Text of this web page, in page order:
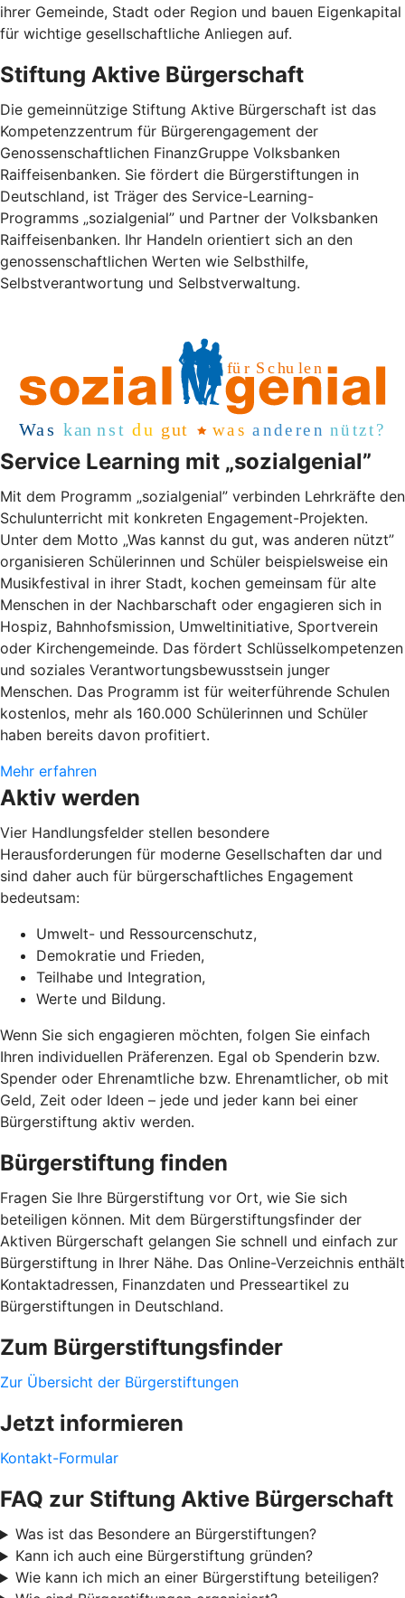
ihrer Gemeinde, Stadt oder Region und bauen Eigenkapital
für wichtige gesellschaftliche Anliegen auf.
Stiftung Aktive Bürgerschaft
Die gemeinnützige Stiftung Aktive Bürgerschaft ist das
Kompetenzzentrum für Bürgerengagement der
Genossenschaftlichen FinanzGruppe Volksbanken
Raiffeisenbanken. Sie fördert die Bürgerstiftungen in
Deutschland, ist Träger des Service-Learning-
Programms „sozialgenial” und Partner der Volksbanken
Raiffeisenbanken. Ihr Handeln orientiert sich an den
genossenschaftlichen Werten wie Selbsthilfe,
Selbstverantwortung und Selbstverwaltung.
Service Learning mit „sozialgenial”
Mit dem Programm „sozialgenial” verbinden Lehrkräfte den
Schulunterricht mit konkreten Engagement-Projekten.
Unter dem Motto „Was kannst du gut, was anderen nützt”
organisieren Schülerinnen und Schüler beispielsweise ein
Musikfestival in ihrer Stadt, kochen gemeinsam für alte
Menschen in der Nachbarschaft oder engagieren sich in
Hospiz, Bahnhofsmission, Umweltinitiative, Sportverein
oder Kirchengemeinde. Das fördert Schlüsselkompetenzen
und soziales Verantwortungsbewusstsein junger
Menschen. Das Programm ist für weiterführende Schulen
kostenlos, mehr als 160.000 Schülerinnen und Schüler
haben bereits davon profitiert.
Mehr erfahren
Aktiv werden
Vier Handlungsfelder stellen besondere
Herausforderungen für moderne Gesellschaften dar und
sind daher auch für bürgerschaftliches Engagement
bedeutsam:
Umwelt- und Ressourcenschutz,
Demokratie und Frieden,
Teilhabe und Integration,
Werte und Bildung.
Wenn Sie sich engagieren möchten, folgen Sie einfach
Ihren individuellen Präferenzen. Egal ob Spenderin bzw.
Spender oder Ehrenamtliche bzw. Ehrenamtlicher, ob mit
Geld, Zeit oder Ideen – jede und jeder kann bei einer
Bürgerstiftung aktiv werden.
Bürgerstiftung finden
Fragen Sie Ihre Bürgerstiftung vor Ort, wie Sie sich
beteiligen können. Mit dem Bürgerstiftungsfinder der
Aktiven Bürgerschaft gelangen Sie schnell und einfach zur
Bürgerstiftung in Ihrer Nähe. Das Online-Verzeichnis enthält
Kontaktadressen, Finanzdaten und Presseartikel zu
Bürgerstiftungen in Deutschland.
Zum Bürgerstiftungsfinder
Zur Übersicht der Bürgerstiftungen
Jetzt informieren
Kontakt-Formular
FAQ zur Stiftung Aktive Bürgerschaft
Was ist das Besondere an Bürgerstiftungen?
Kann ich auch eine Bürgerstiftung gründen?
Wie kann ich mich an einer Bürgerstiftung beteiligen?